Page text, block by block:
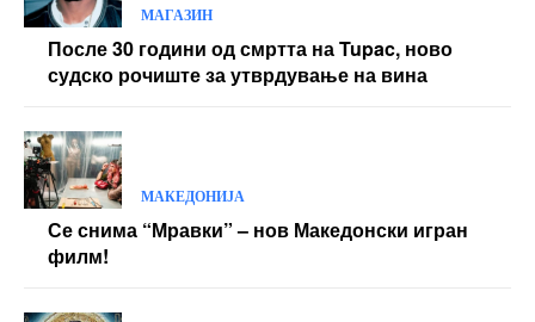
МАГАЗИН
После 30 години од смртта на Tupac, ново
судско рочиште за утврдување на вина
МАКЕДОНИЈА
Се снима “Мравки” – нов Македонски игран
филм!